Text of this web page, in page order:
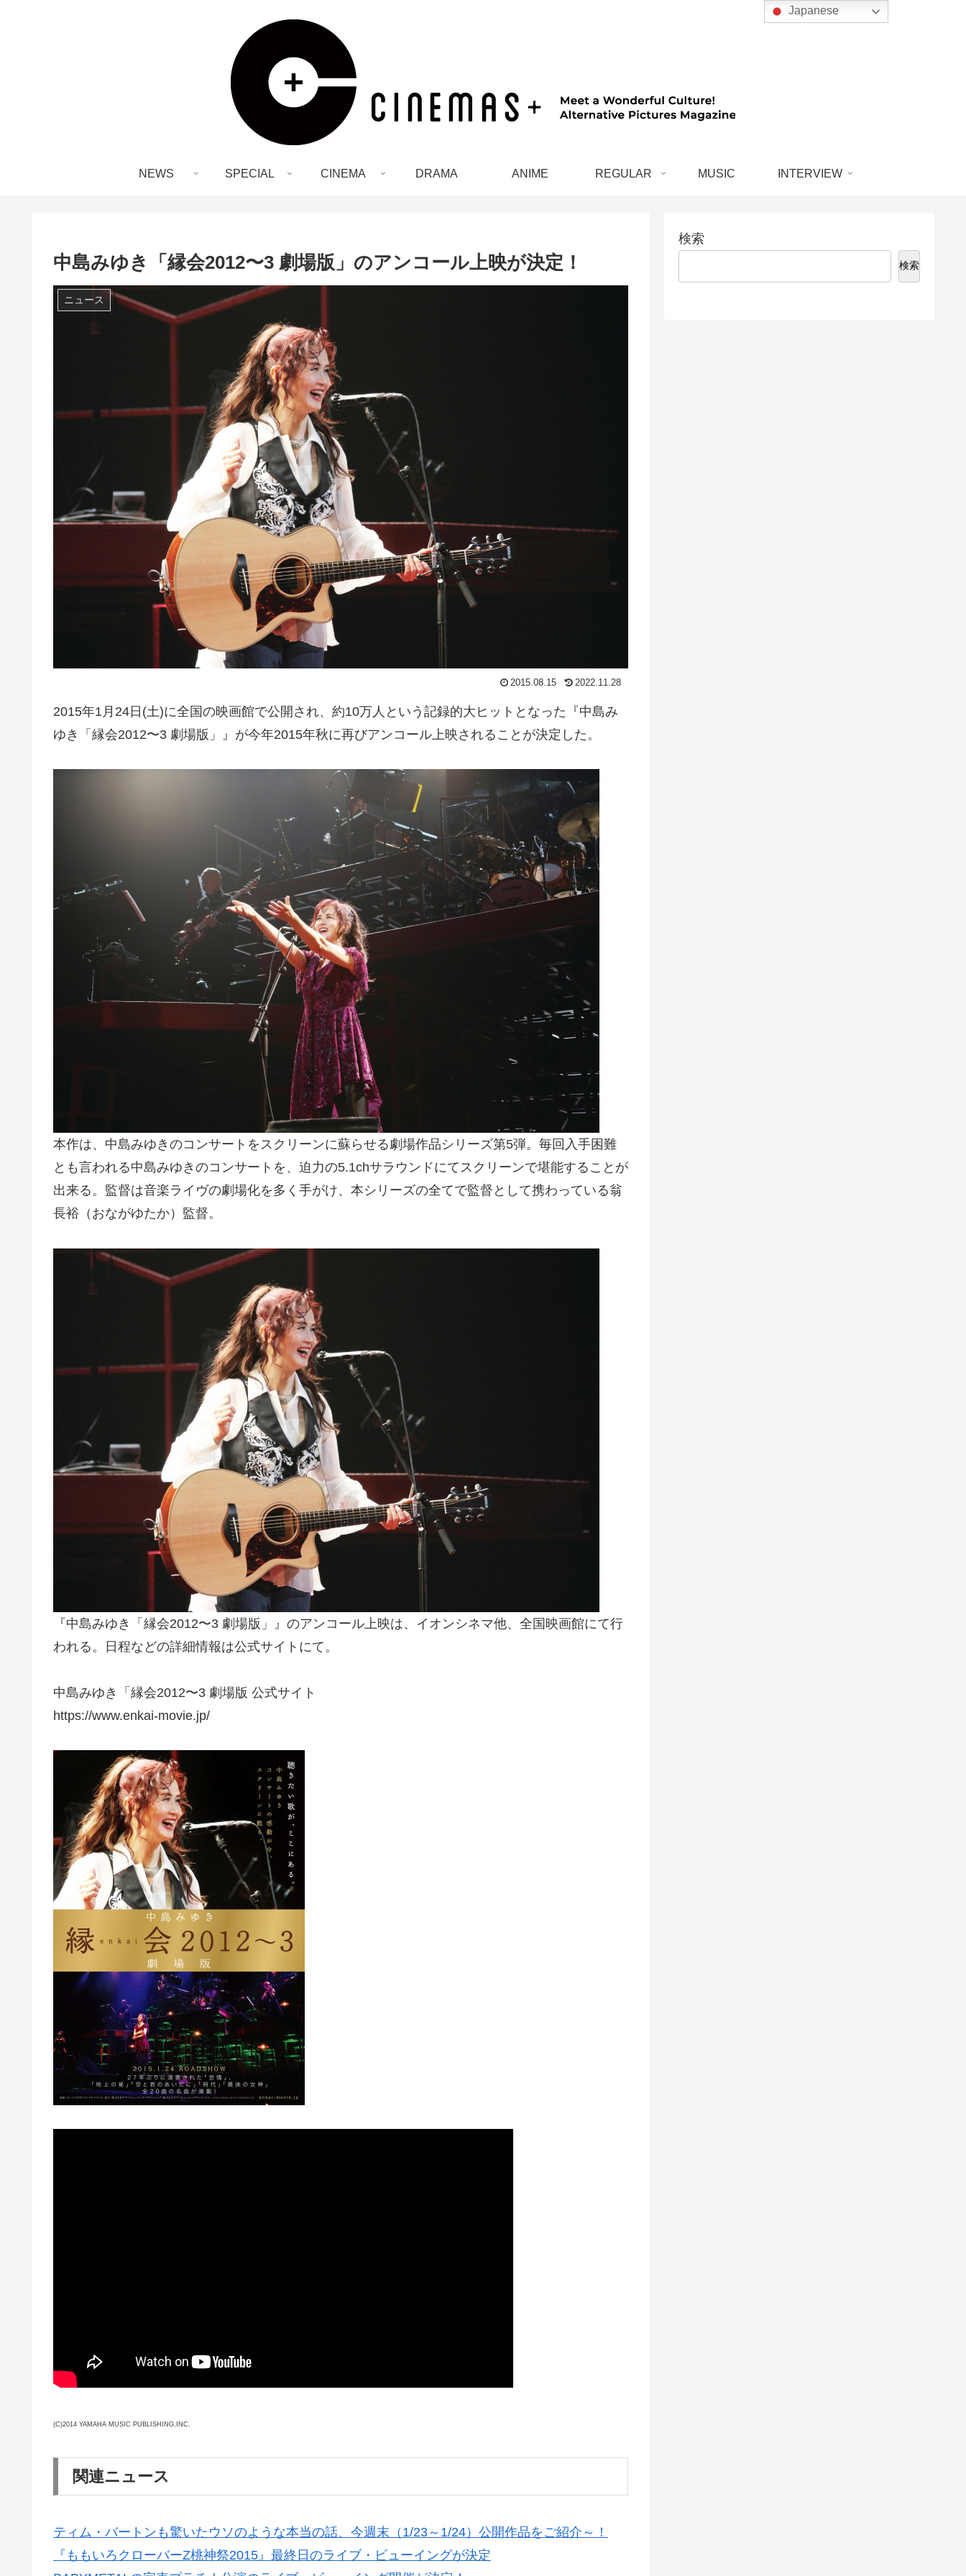
NEWS SPECIAL CINEMA DRAMA ANIME REGULAR MUSIC INTERVIEW
中島みゆき「縁会2012〜3 劇場版」のアンコール上映が決定！
ニュース
2015.08.15 2022.11.28
2015年1月24日(土)に全国の映画館で公開され、約10万人という記録的大ヒットとなった『中島み
ゆき「縁会2012〜3 劇場版」』が今年2015年秋に再びアンコール上映されることが決定した。
本作は、中島みゆきのコンサートをスクリーンに蘇らせる劇場作品シリーズ第5弾。毎回入手困難
とも言われる中島みゆきのコンサートを、迫力の5.1chサラウンドにてスクリーンで堪能することが
出来る。監督は音楽ライヴの劇場化を多く手がけ、本シリーズの全てで監督として携わっている翁
長裕（おながゆたか）監督。
『中島みゆき「縁会2012〜3 劇場版」』のアンコール上映は、イオンシネマ他、全国映画館にて行
われる。日程などの詳細情報は公式サイトにて。
中島みゆき「縁会2012〜3 劇場版 公式サイト
https://www.enkai-movie.jp/
(C)2014 YAMAHA MUSIC PUBLISHING,INC.
関連ニュース
ティム・バートンも驚いたウソのような本当の話、今週末（1/23～1/24）公開作品をご紹介～！
『ももいろクローバーZ桃神祭2015』最終日のライブ・ビューイングが決定
検索
検索
Japanese